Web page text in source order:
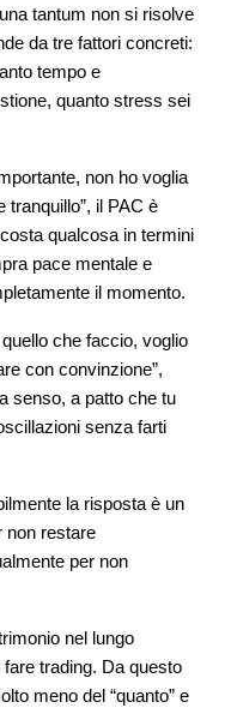
tantum non si risolve
da tre fattori concreti:
tempo e
quanto stress sei
non ho voglia
tranquillo”, il PAC è
qualcosa in termini
pace mentale e
il momento.
che faccio, voglio
con convinzione”,
senso, a patto che tu
senza farti
la risposta è un
non restare
per non
nel lungo
trading. Da questo
meno del “quanto” e